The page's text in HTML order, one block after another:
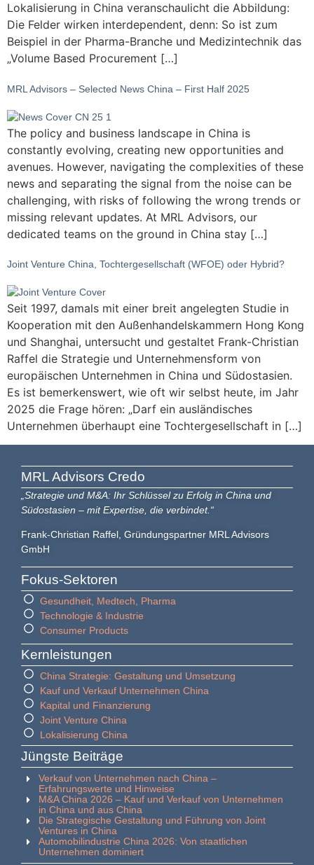
Lokalisierung in China veranschaulicht die Abbildung:
Die Felder wirken interdependent, denn: So ist zum
Beispiel in der Pharma-Branche und Medizintechnik das
„Volume Based Procurement […]
MRL Advisors – Selected News China – First Half 2025
The policy and business landscape in China is
constantly evolving, creating new opportunities and
avenues. However, navigating the complexities of these
news and separating the signal from the noise can be
challenging, with risks of following the wrong trends or
missing relevant updates. At MRL Advisors, our
dedicated teams on the ground in China stay […]
Joint Venture China, Tochtergesellschaft (WFOE) oder Hybrid?
Seit 1997, damals mit einer breit angelegten Studie in
Kooperation mit den Außenhandelskammern Hong Kong
und Shanghai, untersucht und gestaltet Frank-Christian
Raffel die Strategie und Unternehmensform von
europäischen Unternehmen in China und Südostasien.
Es ist bemerkenswert, wie oft wir selbst heute, im Jahr
2025 die Frage hören: „Darf ein ausländisches
Unternehmen überhaupt eine Tochtergesellschaft in […]
MRL Advisors​ Credo
„Strategie und M&A: Ihr Schlüssel zu Erfolg in China und
Südostasien – mit Expertise, die verbindet.“
Frank-Christian Raffel, Gründungspartner MRL Advisors
GmbH
Fokus-Sektoren
Gesundheit, Medtech, Pharma
Technologie & Industrie
Consumer Products
Kernleistungen
China Strategie: Gestaltung und Umsetzung
Kauf und Verkauf Unternehmen China
Kapital und Finanzierung
Joint Venture China
Lokalisierung China
Jüngste Beiträge
Verkauf von Unternehmen nach China –
Erfahrungswerte und Hinweise
M&A China 2026 – Kauf und Verkauf von Unternehmen
in China und aus China
Die Strategische Gestaltung und Führung von Joint
Ventures in China
Automobilindustrie China 2026: Von staatlichen
Unternehmen dominiert